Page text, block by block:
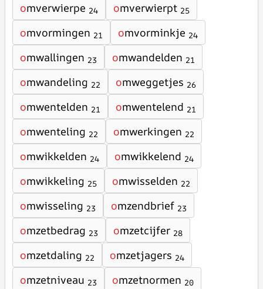
omverwierpe 24 omverwierpt 25
omvormingen 21 omvorminkje 24
omwallingen 23 omwandelden 21
omwandeling 22 omweggetjes 26
omwentelden 21 omwentelend 21
omwenteling 22 omwerkingen 22
omwikkelden 24 omwikkelend 24
omwikkeling 25 omwisselden 22
omwisseling 23 omzendbrief 23
omzetbedrag 23 omzetcijfer 28
omzetdaling 22 omzetjagers 24
omzetniveau 23 omzetnormen 20